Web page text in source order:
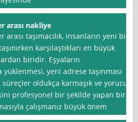
arası nakliye
arası taşımacılık, insanların yeni bir
karşılaştıkları en büyük
biridir. Eşyaların
yüklenmesi, yeni adrese taşınması
oldukça karmaşık ve yorucu
profesyonel bir şekilde yapan bir
çalışmanız büyük önem